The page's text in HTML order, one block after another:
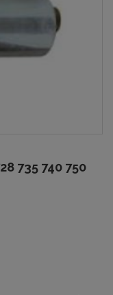
735 740 750